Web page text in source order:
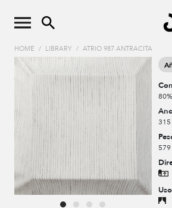
HOME / LIBRARY / ATRIO 987 ANTRACITA
315
579
Uso